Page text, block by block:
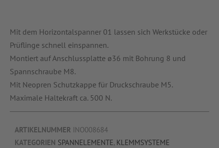
Mit dem Horizontalspanner 01 lassen sich Werkstücke oder
Prüflinge schnell einspannen.
Montiert auf Anschlussplatte ø36 mit Bohrung 8 und
Spannschraube M8.
Mit Neopren Schutzkappe für Druckschraube M5.
Maximale Haltekraft ca. 500 N.
ARTIKELNUMMER INO008684
KATEGORIEN SPANNELEMENTE, KLEMMSYSTEME